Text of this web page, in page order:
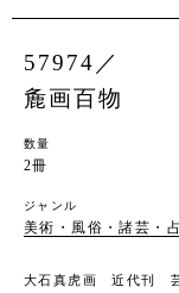
57974／
麁画百物
数量
2冊
ジャンル
美術・風俗・諸芸・
大石真虎画 近代刊